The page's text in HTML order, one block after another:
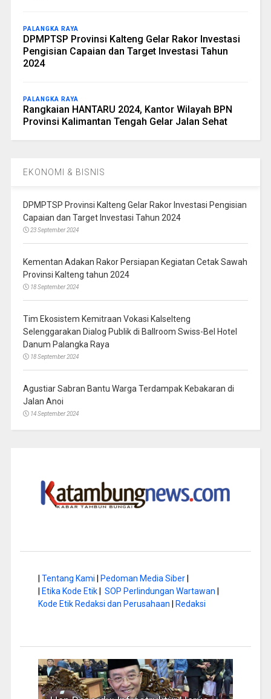
PALANGKA RAYA
DPMPTSP Provinsi Kalteng Gelar Rakor Investasi
Pengisian Capaian dan Target Investasi Tahun
2024
PALANGKA RAYA
Rangkaian HANTARU 2024, Kantor Wilayah BPN
Provinsi Kalimantan Tengah Gelar Jalan Sehat
EKONOMI & BISNIS
DPMPTSP Provinsi Kalteng Gelar Rakor Investasi Pengisian
Capaian dan Target Investasi Tahun 2024
23 September 2024
Kementan Adakan Rakor Persiapan Kegiatan Cetak Sawah
Provinsi Kalteng tahun 2024
18 September 2024
Tim Ekosistem Kemitraan Vokasi Kalselteng
Selenggarakan Dialog Publik di Ballroom Swiss-Bel Hotel
Danum Palangka Raya
18 September 2024
Agustiar Sabran Bantu Warga Terdampak Kebakaran di
Jalan Anoi
14 September 2024
Tentang Kami Pedoman Media Siber|
Etika Kode Etik| SOP Perlindungan Wartawan
Kode Etik Redaksi dan Perusahaan
Redaksi